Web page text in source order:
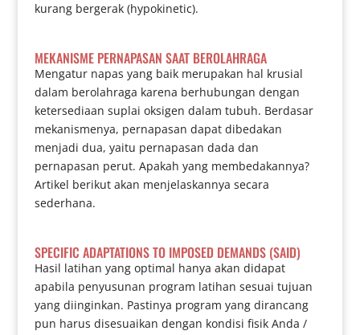
kurang bergerak (hypokinetic).
MEKANISME PERNAPASAN SAAT BEROLAHRAGA
Mengatur napas yang baik merupakan hal krusial
dalam berolahraga karena berhubungan dengan
ketersediaan suplai oksigen dalam tubuh. Berdasar
mekanismenya, pernapasan dapat dibedakan
menjadi dua, yaitu pernapasan dada dan
pernapasan perut. Apakah yang membedakannya?
Artikel berikut akan menjelaskannya secara
sederhana.
SPECIFIC ADAPTATIONS TO IMPOSED DEMANDS (SAID)
Hasil latihan yang optimal hanya akan didapat
apabila penyusunan program latihan sesuai tujuan
yang diinginkan. Pastinya program yang dirancang
pun harus disesuaikan dengan kondisi fisik Anda /